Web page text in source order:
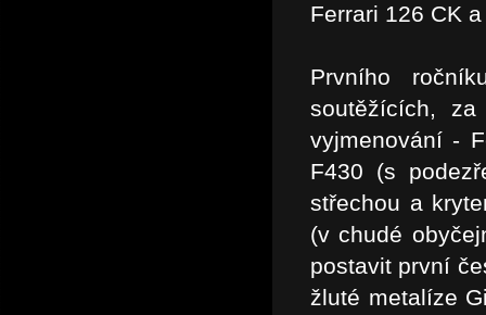
Ferrari 126 CK
Prvního
soutěžících,
vyjmenování -
F430 (s
střechou a
(v chudé
postavit první
žluté metalíze